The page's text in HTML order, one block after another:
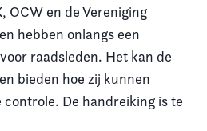
OCW en de Vereniging
hebben onlangs een
raadsleden. Het kan de
bieden hoe zij kunnen
controle. De handreiking is te